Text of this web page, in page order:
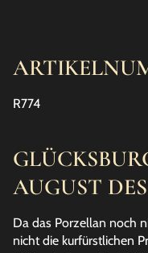
R774
AUGUST
Da das Porzellan noch
nicht die kurfürstlichen